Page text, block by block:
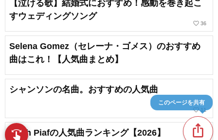
【泣ける歌】結婚式におすすめ！感動を巻き起こ
すウェディングソング
favorite_border 36
Selena Gomez（セレーナ・ゴメス）のおすすめ
曲はこれ！【人気曲まとめ】
シャンソンの名曲。おすすめの人気曲
favorite_border 11
Edith Piafの人気曲ランキング【2026】 ios_share
このページを共有
swipe 指先で音楽をブラウズ